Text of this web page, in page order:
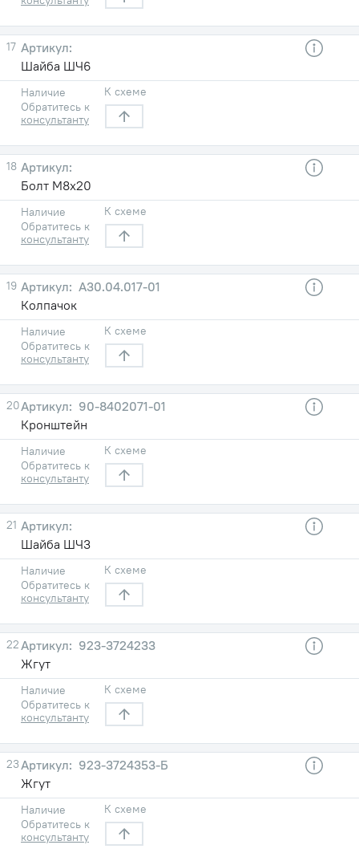
17
Шайба ШЧ6
Наличие
Обратитесь к
консультанту
К схеме
18
Болт М8х20
Наличие
Обратитесь к
консультанту
К схеме
19
А30.04.017-01
Колпачок
Наличие
Обратитесь к
консультанту
К схеме
20
90-8402071-01
Кронштейн
Наличие
Обратитесь к
консультанту
К схеме
21
Шайба ШЧ3
Наличие
Обратитесь к
консультанту
К схеме
22
923-3724233
Жгут
Наличие
Обратитесь к
консультанту
К схеме
23
923-3724353-Б
Жгут
Наличие
Обратитесь к
консультанту
К схеме